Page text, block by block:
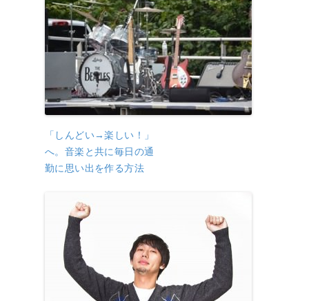
「しんどい→楽しい！」
へ。音楽と共に毎日の通
勤に思い出を作る方法